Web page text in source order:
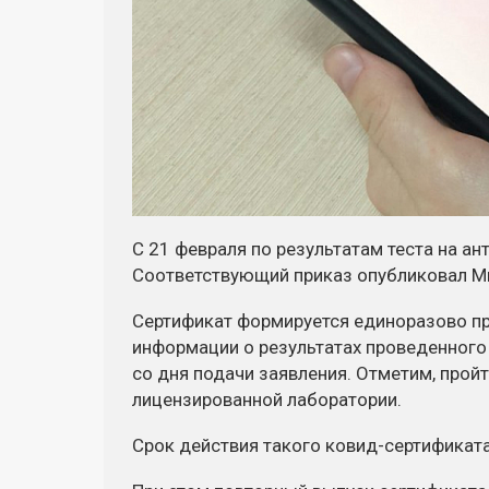
С 21 февраля по результатам теста на
Соответствующий приказ опубликовал
Сертификат формируется единоразово
информации о результатах
со дня подачи заявления. Отметим,
лицензированной лаборатории.
Срок действия такого ковид-